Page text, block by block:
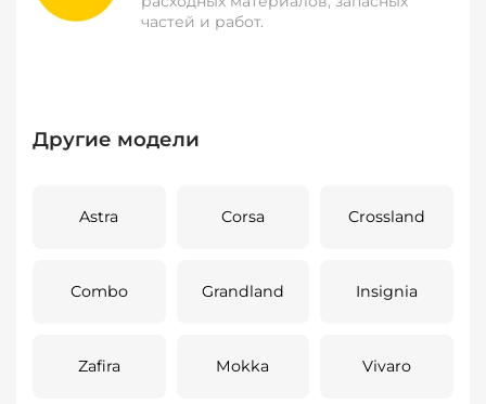
частей и работ.
Другие модели
Astra Corsa Crossland
Combo Grandland Insignia
Zafira Mokka Vivaro